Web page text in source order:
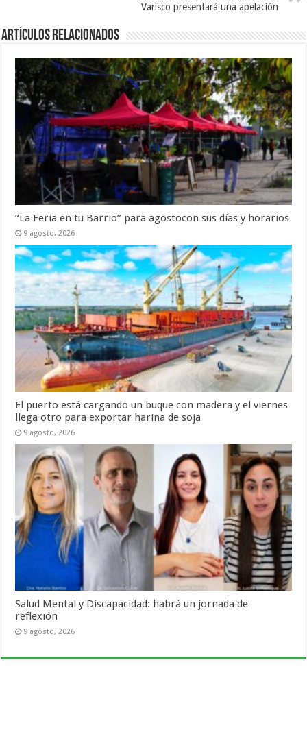
Varisco presentará una apelación
Artículos Relacionados
“La Feria en tu Barrio” para agostocon sus días y horarios
9 agosto, 2026
El puerto está cargando un buque con madera y el viernes
llega otro para exportar harina de soja
9 agosto, 2026
Salud Mental y Discapacidad: habrá un jornada de
reflexión
9 agosto, 2026